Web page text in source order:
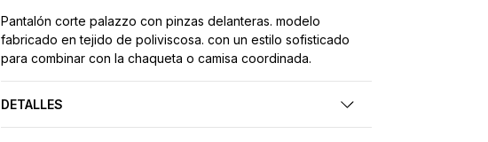
Pantalón corte palazzo con pinzas delanteras. modelo
fabricado en tejido de poliviscosa. con un estilo sofisticado
para combinar con la chaqueta o camisa coordinada.
DETALLES